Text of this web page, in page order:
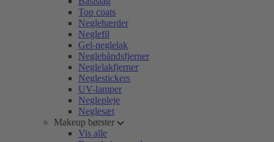
Top coats
Neglehærder
Neglefil
Gel-neglelak
Neglebåndsfjerner
Neglelakfjerner
Neglestickers
UV-lamper
Neglepleje
Neglesæt
Makeup børster
Vis alle